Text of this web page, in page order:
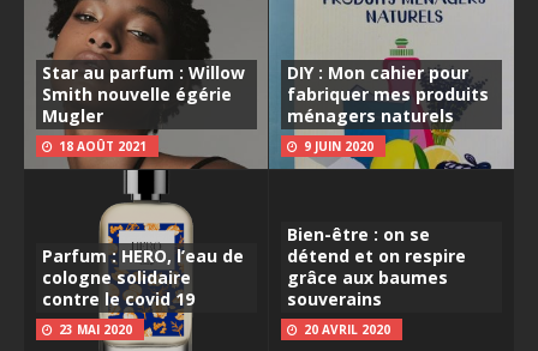
Star au parfum : Willow
Smith nouvelle égérie
Mugler
18 AOÛT 2021
DIY : Mon cahier pour
fabriquer mes produits
ménagers naturels
9 JUIN 2020
Parfum : HERO, l’eau de
cologne solidaire
contre le covid 19
23 MAI 2020
Bien-être : on se
détend et on respire
grâce aux baumes
souverains
20 AVRIL 2020